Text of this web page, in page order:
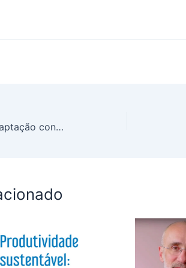
A carreira liquida é uma adaptação contínua e não uma construção fixa